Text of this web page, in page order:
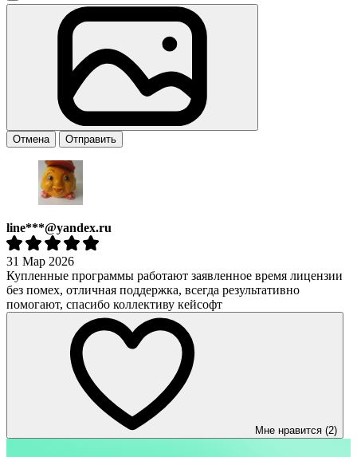
Отмена Отправить
line***@yandex.ru
31 Мар 2026
Купленные программы работают заявленное время лицензии
без помех, отличная поддержка, всегда результативно
помогают, спасибо коллективу кейсофт
Мне нравится (2)